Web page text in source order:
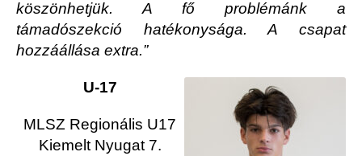
köszönhetjük. A fő problémánk a
támadószekció hatékonysága. A csapat
hozzáállása extra.”
U-17
MLSZ Regionális U17
Kiemelt Nyugat 7.